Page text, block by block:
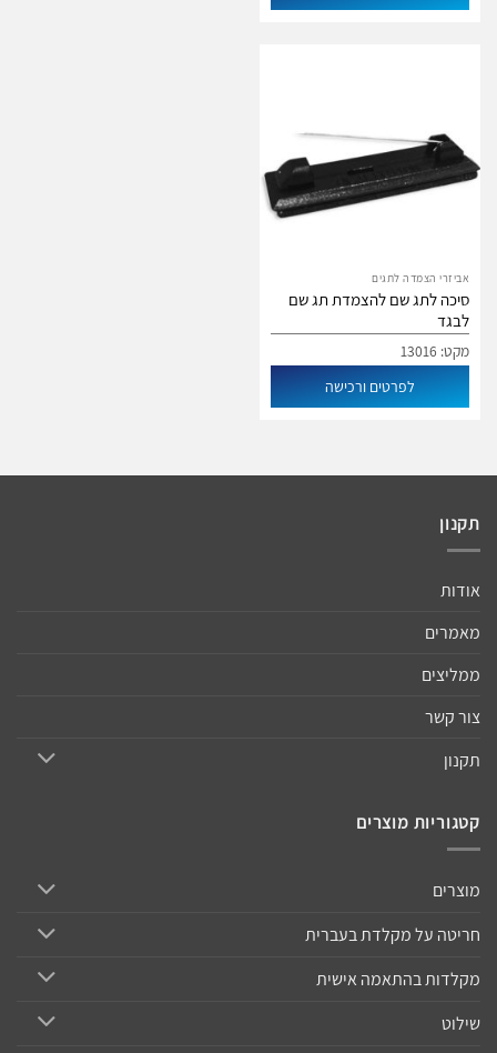
אביזרי הצמדה לתגים
סיכה לתג שם להצמדת תג שם
לבגד
מקט: 13016
לפרטים ורכישה
תקנון
אודות
מאמרים
ממליצים
צור קשר
תקנון
קטגוריות מוצרים
מוצרים
חריטה על מקלדת בעברית
מקלדות בהתאמה אישית
שילוט